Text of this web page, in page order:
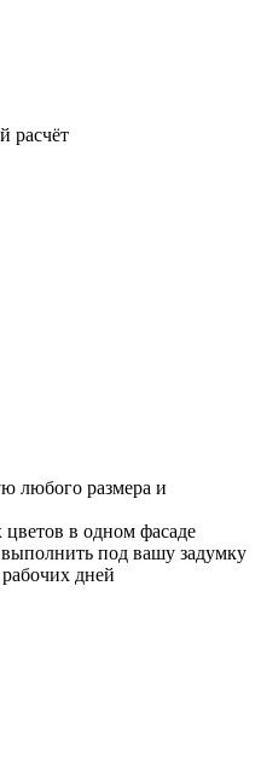
расчёт
любого размера и
в одном фасаде
под вашу задумку
дней